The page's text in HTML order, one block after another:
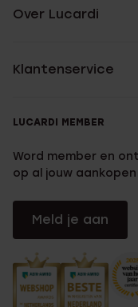
Over Lucardi
Klantenservice
LUCARDI MEMBER
Word member en
op al jouw aankopen
Meld je aan